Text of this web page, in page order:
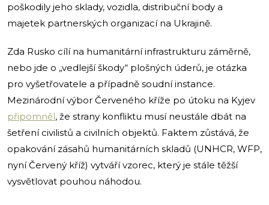
poškodily jeho sklady, vozidla, distribuční body a
majetek partnerských organizací na Ukrajině.
Zda Rusko cílí na humanitární infrastrukturu záměrně,
nebo jde o „vedlejší škody“ plošných úderů, je otázka
pro vyšetřovatele a případně soudní instance.
Mezinárodní výbor Červeného kříže po útoku na Kyjev
připomněl, že strany konfliktu musí neustále dbát na
šetření civilistů a civilních objektů. Faktem zůstává, že
opakování zásahů humanitárních skladů (UNHCR, WFP,
nyní Červený kříž) vytváří vzorec, který je stále těžší
vysvětlovat pouhou náhodou.